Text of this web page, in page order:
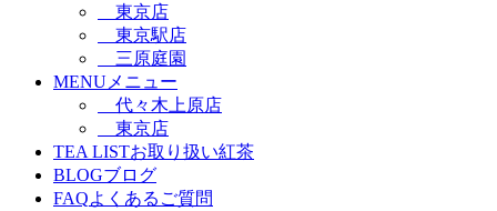
東京店
東京駅店
三原庭園
MENUメニュー
代々木上原店
東京店
TEA LISTお取り扱い紅茶
BLOGブログ
FAQよくあるご質問